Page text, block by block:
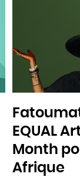
EQUAL
Month
Afrique